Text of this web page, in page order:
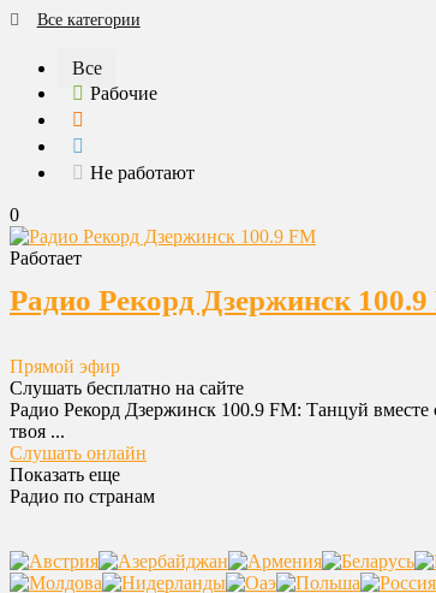
Все категории
Все
Рабочие
Не работают
0
Работает
Радио Рекорд Дзержинск
Прямой эфир
Слушать бесплатно на сайте
Радио Рекорд Дзержинск 100.9 FM: Танцуй
твоя ...
Слушать онлайн
Показать еще
Радио по странам